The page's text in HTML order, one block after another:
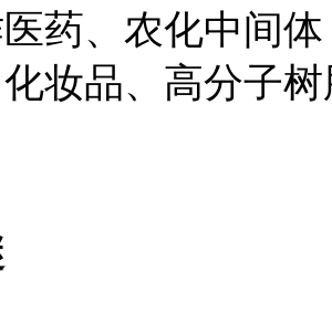
药、农化中间
妆品、高分子